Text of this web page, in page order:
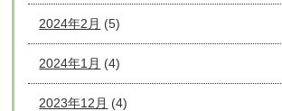
2024年2月 (5)
2024年1月 (4)
2023年12月 (4)